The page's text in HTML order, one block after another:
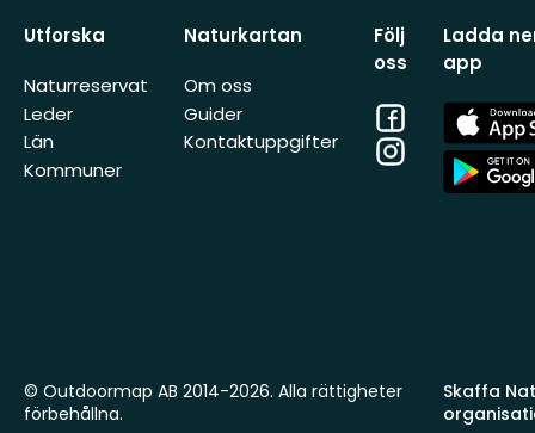
Utforska
Naturreservat
Leder
Län
Kommuner
Naturkartan
Om oss
Guider
Kontaktuppgifter
Följ
oss
Facebook
Instagram
Ladda
app
App
Store
App
Store
Skaffa
© Outdoormap AB 2014-2026. Alla rättigheter
förbehållna.